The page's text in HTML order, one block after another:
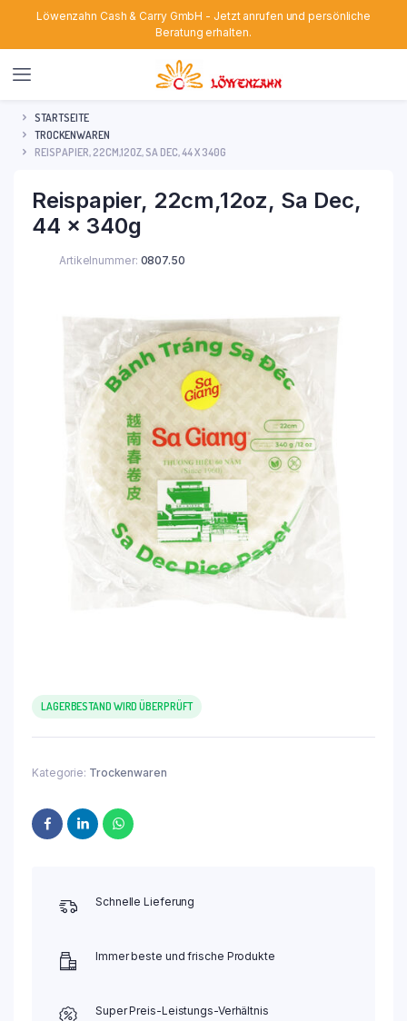
Löwenzahn Cash & Carry GmbH - Jetzt anrufen und persönliche
Beratung erhalten.
STARTSEITE
TROCKENWAREN
REISPAPIER, 22CM,12OZ, SA DEC, 44 X 340G
Reispapier, 22cm,12oz, Sa Dec,
44 x 340g
Artikelnummer: 0807.50
LAGERBESTAND WIRD ÜBERPRÜFT
Kategorie: Trockenwaren
Schnelle Lieferung
Immer beste und frische Produkte
Super Preis-Leistungs-Verhältnis